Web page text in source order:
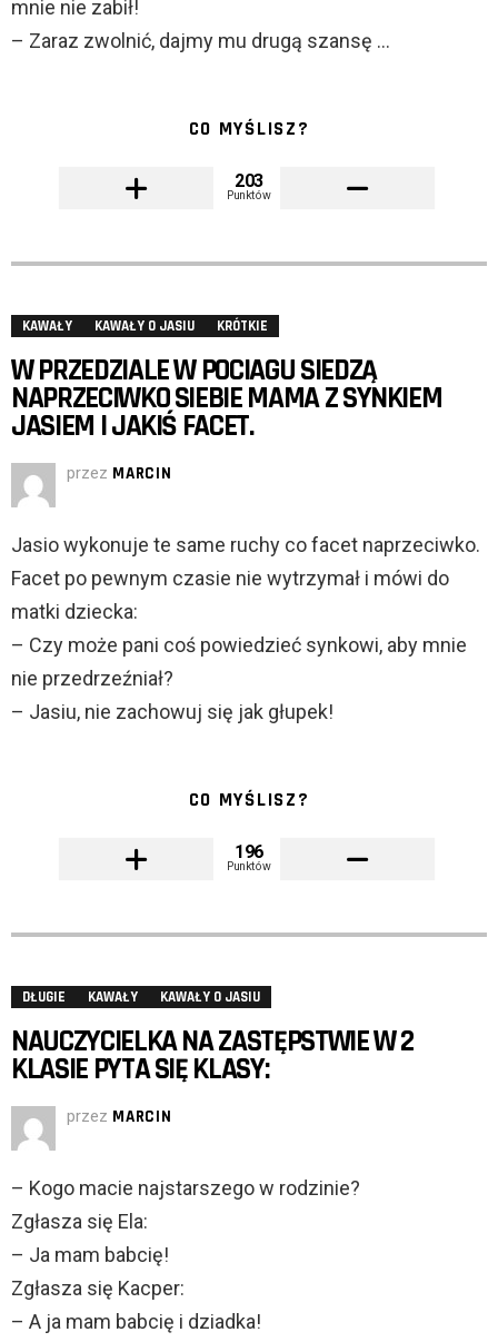
mnie nie zabił!
– Zaraz zwolnić, dajmy mu drugą szansę …
CO MYŚLISZ?
203
Punktów
KAWAŁY KAWAŁY O JASIU KRÓTKIE
W PRZEDZIALE W POCIAGU SIEDZĄ
NAPRZECIWKO SIEBIE MAMA Z SYNKIEM
JASIEM I JAKIŚ FACET.
przez MARCIN
Jasio wykonuje te same ruchy co facet naprzeciwko.
Facet po pewnym czasie nie wytrzymał i mówi do
matki dziecka:
– Czy może pani coś powiedzieć synkowi, aby mnie
nie przedrzeźniał?
– Jasiu, nie zachowuj się jak głupek!
CO MYŚLISZ?
196
Punktów
DŁUGIE KAWAŁY KAWAŁY O JASIU
NAUCZYCIELKA NA ZASTĘPSTWIE W 2
KLASIE PYTA SIĘ KLASY:
przez MARCIN
– Kogo macie najstarszego w rodzinie?
Zgłasza się Ela:
– Ja mam babcię!
Zgłasza się Kacper:
– A ja mam babcię i dziadka!